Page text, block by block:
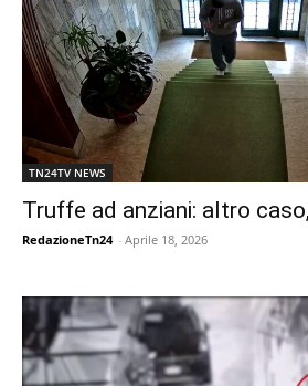
TN24TV NEWS
Truffe ad anziani: altro
RedazioneTn24 - Aprile 18, 2026